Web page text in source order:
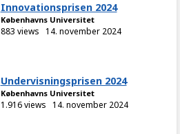
Innovationsprisen 2024
Københavns Universitet
883 views 14. november 2024
Undervisningsprisen 2024
Københavns Universitet
1.916 views 14. november 2024